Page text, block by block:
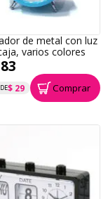
de metal con luz
varios colores
$ 29 Comprar